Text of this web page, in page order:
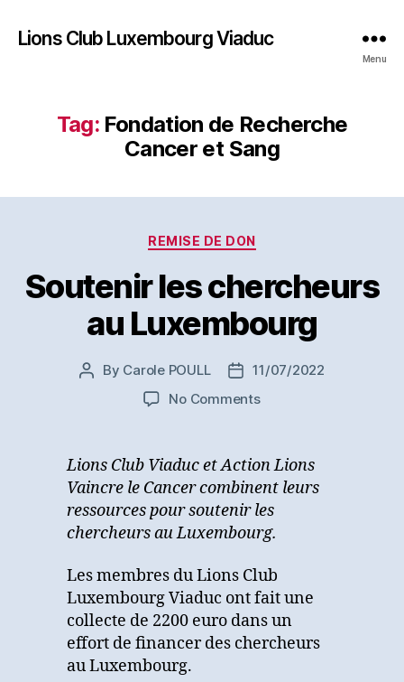
Lions Club Luxembourg Viaduc
Menu
Tag: Fondation de Recherche
Cancer et Sang
Categories
REMISE DE DON
Soutenir les chercheurs
au Luxembourg
Post
By Carole POULL
Post11/07/2022
No Commentson
chercheurs
Luxembourg
Lions Club Viaduc et Action Lions
Vaincre le Cancer combinent leurs
ressources pour soutenir les
chercheurs au Luxembourg.
Les membres du Lions Club
Luxembourg Viaduc ont fait une
collecte de 2200 euro dans un
effort de financer des chercheurs
au Luxembourg.